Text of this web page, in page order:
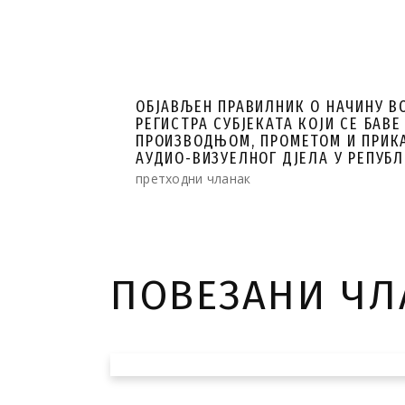
ОБЈАВЉЕН ПРАВИЛНИК О НАЧИНУ
РЕГИСТРА СУБЈЕКАТА КОЈИ СЕ БАВЕ
ПРОИЗВОДЊОМ, ПРОМЕТОМ И
АУДИО-ВИЗУЕЛНОГ ДЈЕЛА У
претходни чланак
ПОВЕЗАНИ
Гимназијалка